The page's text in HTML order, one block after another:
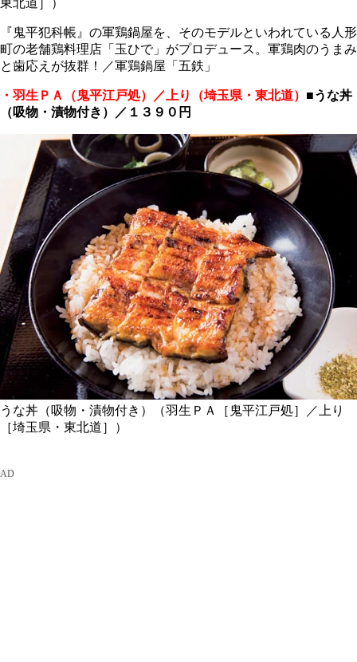
『鬼平犯科帳』の軍鶏鍋屋を、そのモデルといわれている人形
町の老舗鶏料理店「玉ひで」がプロデュース。軍鶏肉のうまみ
と歯応えが抜群！／軍鶏鍋屋「五鉄」
・羽生ＰＡ（鬼平江戸処）／上り（埼玉県・東北道） ■うな丼
（吸物・漬物付き）／１３９０円
うな丼（吸物・漬物付き）（羽生ＰＡ［鬼平江戸処］／上り
［埼玉県・東北道］）